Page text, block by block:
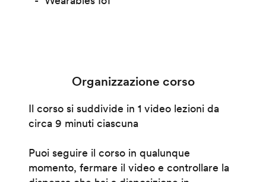
Organizzazione corso
Il corso si suddivide in 1 video lezioni da
circa 9 minuti ciascuna
Puoi seguire il corso in qualunque
momento, fermare il video e controllare la